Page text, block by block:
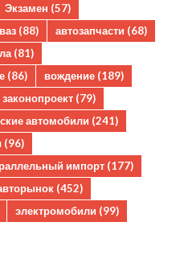
Экзамен (57)
(88) автозапчасти (68)
(81)
(86) вождение (189)
законопроект (79)
автомобили (241)
(96)
импорт (177)
(452)
электромобили (99)